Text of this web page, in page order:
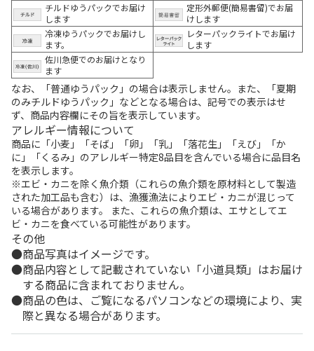
チルドゆうパックでお届け
します
定形外郵便(簡易書留)でお届
けします
冷凍ゆうパックでお届けし
ます。
レターパックライトでお届け
します
佐川急便でのお届けとなり
ます
なお、「普通ゆうパック」の場合は表示しません。また、「夏期
のみチルドゆうパック」などとなる場合は、記号での表示はせ
ず、商品内容欄にその旨を表示しています。
アレルギー情報について
商品に「小麦」「そば」「卵」「乳」「落花生」「えび」「か
に」「くるみ」のアレルギー特定8品目を含んでいる場合に品目名
を表示します。
※エビ・カニを除く魚介類（これらの魚介類を原材料として製造
された加工品も含む）は、漁獲漁法によりエビ・カニが混じって
いる場合があります。 また、これらの魚介類は、エサとしてエ
ビ・カニを食べている可能性があります。
その他
商品写真はイメージです。
商品内容として記載されていない「小道具類」はお届け
する商品に含まれておりません。
商品の色は、ご覧になるパソコンなどの環境により、実
際と異なる場合があります。